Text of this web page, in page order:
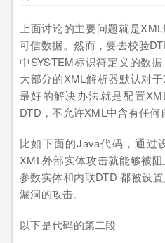
上面讨论的主要问题就是
可信数据。然而，要去校验
中SYSTEM标识符定义的数据
大部分的XML解析器默认对
最好的解决办法就是配置
DTD，不允许XML中含有任何
比如下面的Java代码，通过
XML外部实体攻击就能够被
参数实体和内联DTD 都被设
漏洞的攻击。
以下是代码的第二段